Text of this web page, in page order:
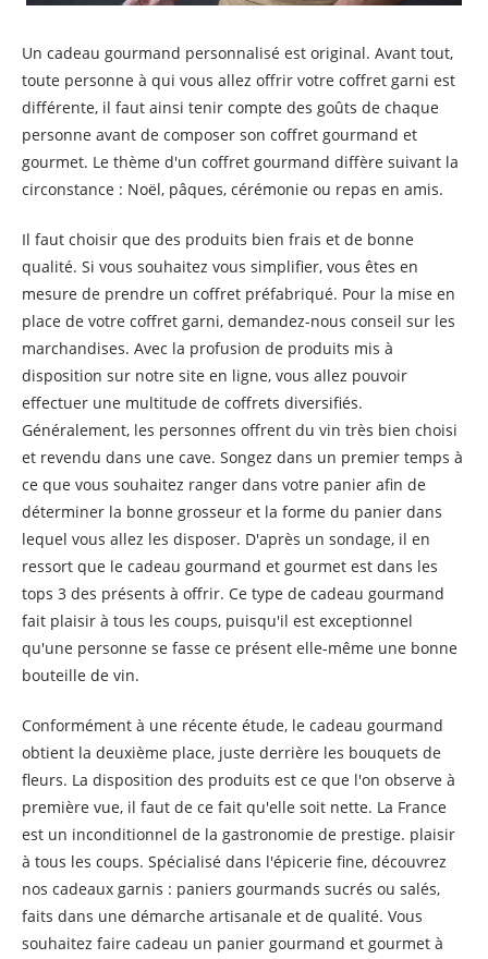
Un cadeau gourmand personnalisé est original. Avant tout,
toute personne à qui vous allez offrir votre coffret garni est
différente, il faut ainsi tenir compte des goûts de chaque
personne avant de composer son coffret gourmand et
gourmet. Le thème d'un coffret gourmand diffère suivant la
circonstance : Noël, pâques, cérémonie ou repas en amis.
Il faut choisir que des produits bien frais et de bonne
qualité. Si vous souhaitez vous simplifier, vous êtes en
mesure de prendre un coffret préfabriqué. Pour la mise en
place de votre coffret garni, demandez-nous conseil sur les
marchandises. Avec la profusion de produits mis à
disposition sur notre site en ligne, vous allez pouvoir
effectuer une multitude de coffrets diversifiés.
Généralement, les personnes offrent du vin très bien choisi
et revendu dans une cave. Songez dans un premier temps à
ce que vous souhaitez ranger dans votre panier afin de
déterminer la bonne grosseur et la forme du panier dans
lequel vous allez les disposer. D'après un sondage, il en
ressort que le cadeau gourmand et gourmet est dans les
tops 3 des présents à offrir. Ce type de cadeau gourmand
fait plaisir à tous les coups, puisqu'il est exceptionnel
qu'une personne se fasse ce présent elle-même une bonne
bouteille de vin.
Conformément à une récente étude, le cadeau gourmand
obtient la deuxième place, juste derrière les bouquets de
fleurs. La disposition des produits est ce que l'on observe à
première vue, il faut de ce fait qu'elle soit nette. La France
est un inconditionnel de la gastronomie de prestige. plaisir
à tous les coups. Spécialisé dans l'épicerie fine, découvrez
nos cadeaux garnis : paniers gourmands sucrés ou salés,
faits dans une démarche artisanale et de qualité. Vous
souhaitez faire cadeau un panier gourmand et gourmet à